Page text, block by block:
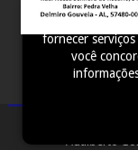
Este site utiliza
fornecer
você